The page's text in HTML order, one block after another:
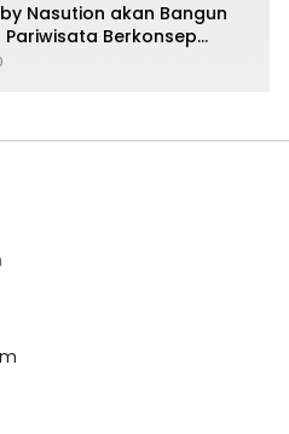
Nasution akan Bangun
Pariwisata Berkonsep
di Samosir